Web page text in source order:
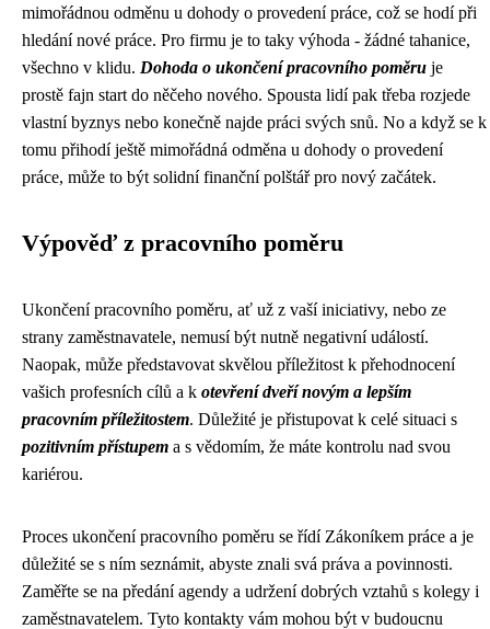
mimořádnou odměnu u dohody o provedení práce, což se hodí při
hledání nové práce. Pro firmu je to taky výhoda - žádné tahanice,
všechno v klidu. Dohoda o ukončení pracovního poměru je
prostě fajn start do něčeho nového. Spousta lidí pak třeba rozjede
vlastní byznys nebo konečně najde práci svých snů. No a když se k
tomu přihodí ještě mimořádná odměna u dohody o provedení
práce, může to být solidní finanční polštář pro nový začátek.
Výpověď z pracovního poměru
Ukončení pracovního poměru, ať už z vaší iniciativy, nebo ze
strany zaměstnavatele, nemusí být nutně negativní událostí.
Naopak, může představovat skvělou příležitost k přehodnocení
vašich profesních cílů a k otevření dveří novým a lepším
pracovním příležitostem. Důležité je přistupovat k celé situaci s
pozitivním přístupem a s vědomím, že máte kontrolu nad svou
kariérou.
Proces ukončení pracovního poměru se řídí Zákoníkem práce a je
důležité se s ním seznámit, abyste znali svá práva a povinnosti.
Zaměřte se na předání agendy a udržení dobrých vztahů s kolegy i
zaměstnavatelem. Tyto kontakty vám mohou být v budoucnu